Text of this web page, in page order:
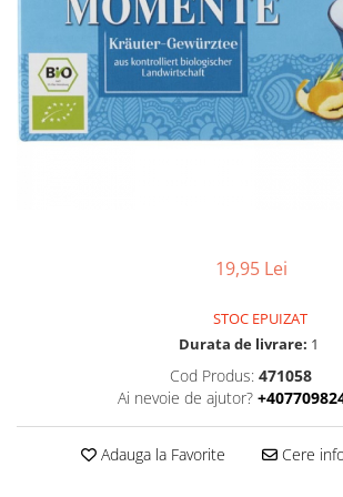
Faina bio si gris
Mixuri bio si blaturi
Paine bio
Ciocolata, cacao si cafea
Cacao bio
Sare si mixuri de sare
Supa bio
Dulceata si creme bio
19,95 Lei
STOC EPUIZAT
Durata de livrare: 1
Cod Produs: 471058
Ai nevoie de ajutor?
Adauga la Favorite Cere